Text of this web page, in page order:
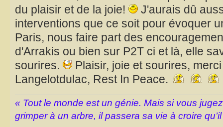
du plaisir et de la joie!
J'aurais dû
interventions que ce soit pour évoquer
Paris, nous faire part des
d'Arrakis ou bien sur P2T ci et là, elle
sourires.
Plaisir, joie et sourires,
Langelotdulac, Rest In Peace.
« Tout le monde est un génie. Mais si vous
grimper à un arbre, il passera sa vie à croire